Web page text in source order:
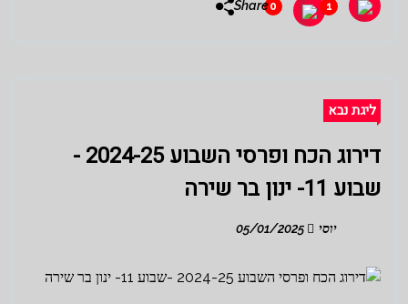
1
0
Share
ליגת נבא
דירוג הכח ופרסי השבוע 2024-25 -
שבוע 11- ינון בר שירה
יוסי